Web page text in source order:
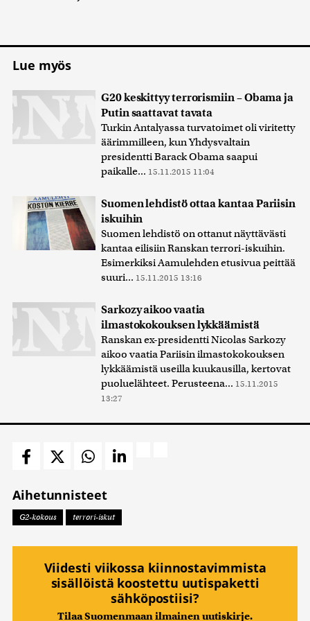
Lue myös
G20 keskittyy terrorismiin – Obama ja
Putin saattavat tavata
Turkin Antalyassa turvatoimet oli viritetty
äärimmilleen, kun Yhdysvaltain
presidentti Barack Obama saapui
paikalle... 15.11.2015 11:04
Suomen lehdistö ottaa kantaa Pariisin
iskuihin
Suomen lehdistö on ottanut näyttävästi
kantaa eilisiin Ranskan terrori-iskuihin.
Esimerkiksi Aamulehden etusivua peittää
suuri... 15.11.2015 13:16
Sarkozy aikoo vaatia
ilmastokokouksen lykkäämistä
Ranskan ex-presidentti Nicolas Sarkozy
aikoo vaatia Pariisin ilmastokokouksen
lykkäämistä useilla kuukausilla, kertovat
puoluelähteet. Perusteena... 15.11.2015
13:27
Aihetunnisteet
G2-kokous terrori-iskut
Viidesti viikossa kiinnostavimmista
sisällöistä koostettu uutispaketti
sähköpostiisi?
Tilaa Suomenmaan ilmainen uutiskirje.